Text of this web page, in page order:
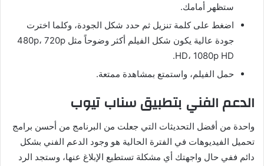
ستظهر أمامك.
اضغط على كلمة تنزيل ثم حدد شكل الجودة، وكلما اخترت
جودة عالية يكون شكل الفيلم أكثر وضوحاً مثل 480p، 720p
HD، 1080p HD.
حمل الفيلم، واستمتع بمشاهدة ممتعة.
الدعم الفني بتطبيق سناب تيوب
واحدة من أفضل التحديثات التي جعلت من البرنامج من أحسن برامج
تحميل الفيديوهات في الفترة الحالية هو وجود الدعم الفني بشكل
دائم ففي حال واجهتك أي مشكلة تستطيع الإبلاغ عنها، وستجد الرد